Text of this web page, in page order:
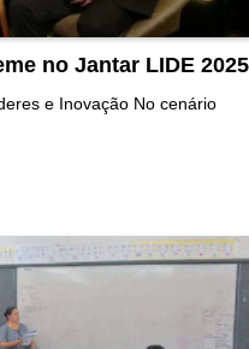
no Jantar LIDE 2025
e Inovação No cenário